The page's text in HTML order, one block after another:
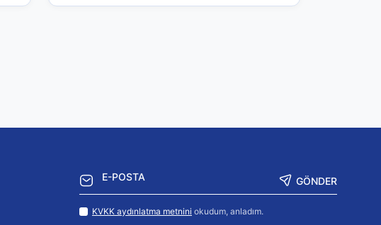
GÖNDER
KVKK aydınlatma metnini okudum, anladım.